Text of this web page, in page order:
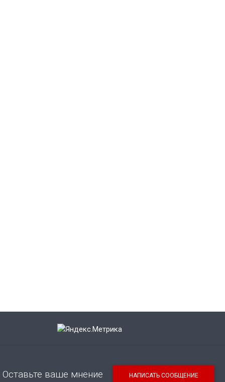
Оставьте ваше мнение НАПИСАТЬ СООБЩЕНИЕ